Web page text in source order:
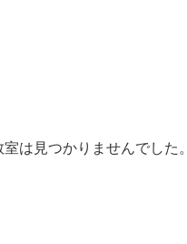
は見つかりませんでした。